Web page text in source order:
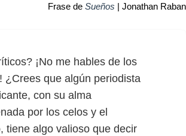
Frase de Sueños | Jonathan Raban
¡No me hables de los
¿Crees que algún periodista
con su alma
por los celos y el
tiene algo valioso que decir